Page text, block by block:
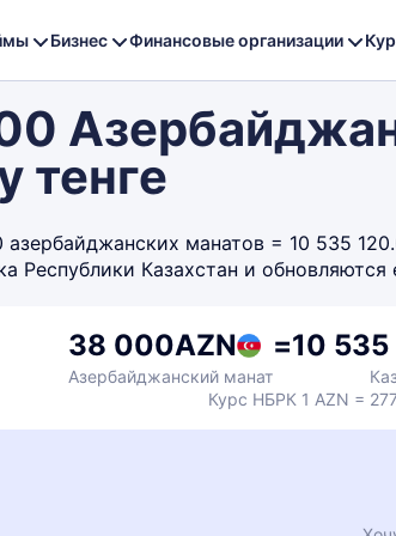
Бизнес Финансовые организации
тенге
манатов = 10 535
Республики Казахстан и обновляются
38 000AZN
Азербайджанский манат
=10
Курс НБРК 1 AZN =